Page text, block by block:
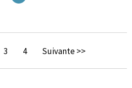
3 4 Suivante >>